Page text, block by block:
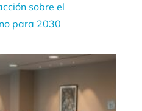
sobre el
para 2030